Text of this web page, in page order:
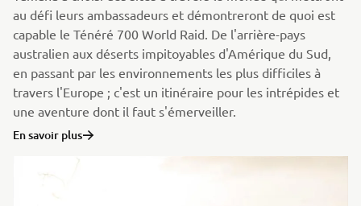
au défi leurs ambassadeurs et démontreront de quoi est
capable le Ténéré 700 World Raid. De l'arrière-pays
australien aux déserts impitoyables d'Amérique du Sud,
en passant par les environnements les plus difficiles à
travers l'Europe ; c'est un itinéraire pour les intrépides et
une aventure dont il faut s'émerveiller.
En savoir plus